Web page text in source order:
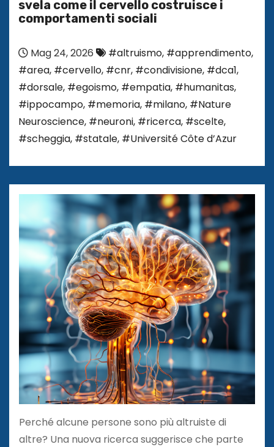
svela come il cervello costruisce i
comportamenti sociali
Mag 24, 2026 #altruismo, #apprendimento,
#area, #cervello, #cnr, #condivisione, #dca1,
#dorsale, #egoismo, #empatia, #humanitas,
#ippocampo, #memoria, #milano, #Nature
Neuroscience, #neuroni, #ricerca, #scelte,
#scheggia, #statale, #Université Côte d’Azur
Perché alcune persone sono più altruiste di
altre? Una nuova ricerca suggerisce che parte